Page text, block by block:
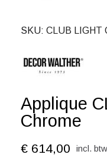
SKU CLUB LIGHT
Applique
Chrome
€ 614,00 incl. btw